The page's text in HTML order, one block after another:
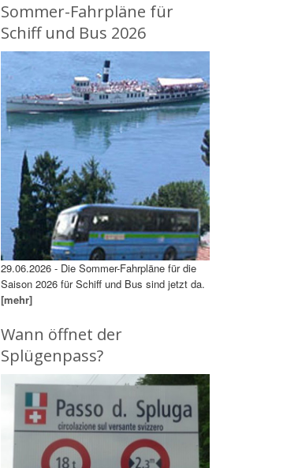
Sommer-Fahrpläne für
Schiff und Bus 2026
29.06.2026 - Die Sommer-Fahrpläne für die
Saison 2026 für Schiff und Bus sind jetzt da.
[mehr]
Wann öffnet der
Splügenpass?